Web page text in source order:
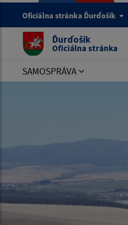
Oficiálna stránka Ďurďošík
Ďurďošík
Oficiálna stránka
SAMOSPRÁVA